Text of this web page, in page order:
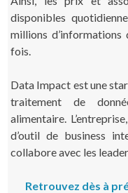
disponibles
millions
fois.
Data Impact est une
traitement de
alimentaire.
d’outil de business
collabore avec les
Retrouvez dès à